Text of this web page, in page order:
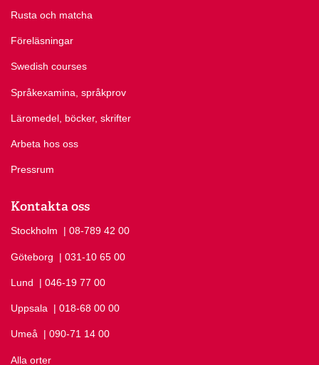
Rusta och matcha
Föreläsningar
Swedish courses
Språkexamina, språkprov
Läromedel, böcker, skrifter
Arbeta hos oss
Pressrum
Kontakta oss
Stockholm Ring Stockholm på
| 08-789 42 00
Göteborg Ring Göteborg på
| 031-10 65 00
Lund Ring Lund på
| 046-19 77 00
Uppsala Ring Uppsala på
| 018-68 00 00
Umeå Ring Umeå på
| 090-71 14 00
Alla orter